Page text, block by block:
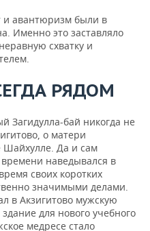
и авантюризм были в
Именно это заставляло
схватку и
РЯДОМ
Загидулла-бай никогда не
о матери
Шайхулле. Да и сам
наведывался в
своих коротких
значимыми делами.
в Акзигитово мужскую
для нового учебного
медресе стало